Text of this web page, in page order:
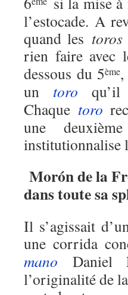
l’estocade. A
quand les toros
rien faire avec
dessous du 5ème
un toro
Chaque toro
une
institutionnalise
Morón de la
dans toute sa
Il s’agissait
une corrida
mano Daniel
l’originalité de